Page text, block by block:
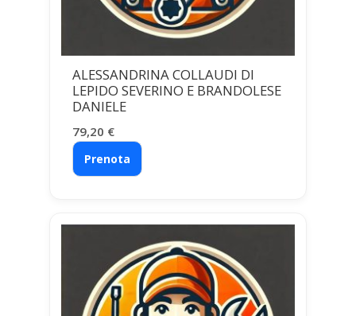
ALESSANDRINA COLLAUDI DI
LEPIDO SEVERINO E BRANDOLESE
DANIELE
79,20 €
Prenota